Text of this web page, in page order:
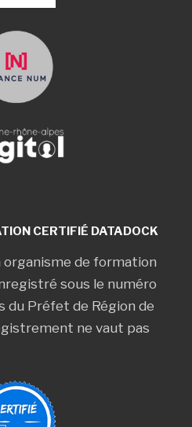
CERTIFIÉ DATADOCK
de formation
sous le numéro
du Préfet de Région de
ne vaut pas